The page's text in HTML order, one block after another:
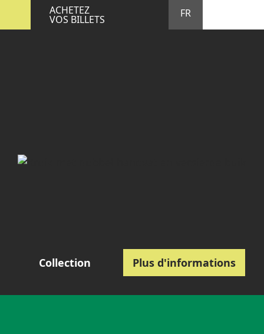
ACHETEZ
VOS BILLETS FR
Collection Plus d'informations